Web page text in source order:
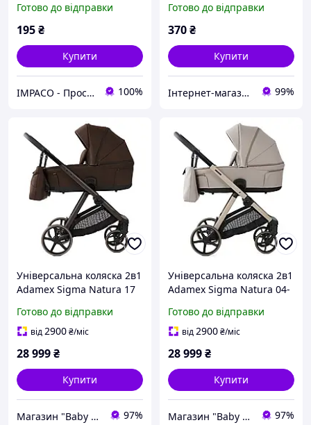
для годування
Готово до відправки
195₴
Купити
IMPACO - Простір крутих пропозицій 100%
стілець для годування
Готово до відправки
370₴
Купити
Інтернет-магазин "Скарби Сходу" - якісні товари із Японії та Кореї 99%
Універсальна коляска 2в1
Adamex Sigma Natura 17
блок, ортопедичний
матрац, амортизація
Готово до відправки
від2900₴/міс
28 999₴
Купити
Магазин "Baby Comfort" 97%
Універсальна коляска 2в1
Adamex Sigma Natura 04-
реверсивний блок,
ортопедичний матрац,
Готово до відправки
від2900₴/міс
28 999₴
Купити
Магазин "Baby Comfort" 97%